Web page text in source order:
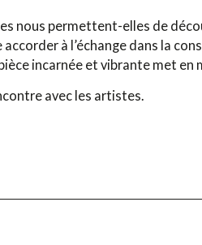
nous permettent-elles de
à l’échange dans la
incarnée et vibrante met en
avec les artistes.